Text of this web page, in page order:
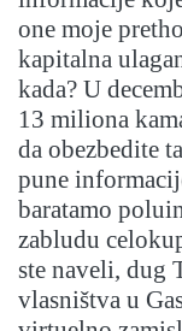
one moje
kapitalna
kada? U
13 miliona
da obezbedite
pune
baratamo
zabludu
ste naveli, dug
vlasništva u